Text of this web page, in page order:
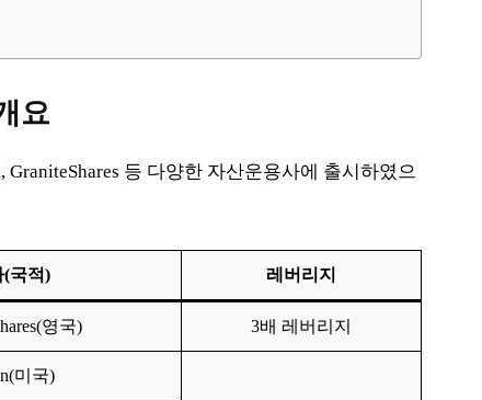
요
등 다양한 자산운용사에 출시하였으
(국적) 레버리지
영국) 3배 레버리지
미국)